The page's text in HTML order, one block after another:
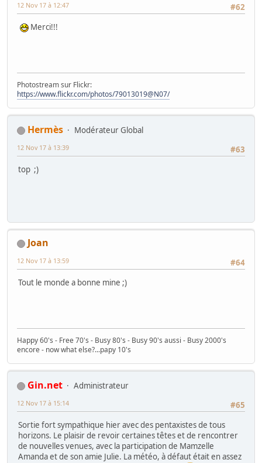
#62
12 Nov 17 à 12:47
Merci!!!
Photostream sur Flickr:
https://www.flickr.com/photos/79013019@N07/
Hermès
Modérateur Global
#63
12 Nov 17 à 13:39
top ;)
Joan
#64
12 Nov 17 à 13:59
Tout le monde a bonne mine ;)
Happy 60's - Free 70's - Busy 80's - Busy 90's aussi - Busy 2000's
encore - now what else?...papy 10's
Gin.net
Administrateur
#65
12 Nov 17 à 15:14
Sortie fort sympathique hier avec des pentaxistes de tous
horizons. Le plaisir de revoir certaines têtes et de rencontrer
de nouvelles venues, avec la participation de Mamzelle
Amanda et de son amie Julie. La météo, à défaut était en assez